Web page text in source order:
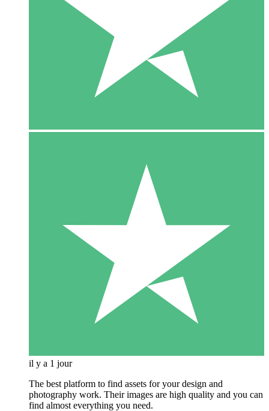
il y a 1 jour
The best platform to find assets for your design and
photography work. Their images are high quality and you can
find almost everything you need.